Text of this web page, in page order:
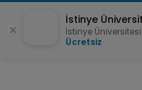
İstinye
İstinye
Ücretsiz